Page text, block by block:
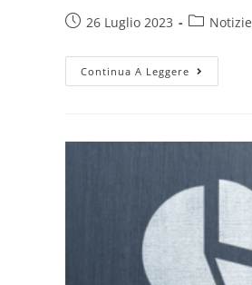
26 Luglio 2023 Notizie
Continua A Leggere